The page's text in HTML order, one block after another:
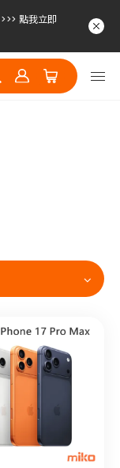
點我立即
點我立即
點我立即